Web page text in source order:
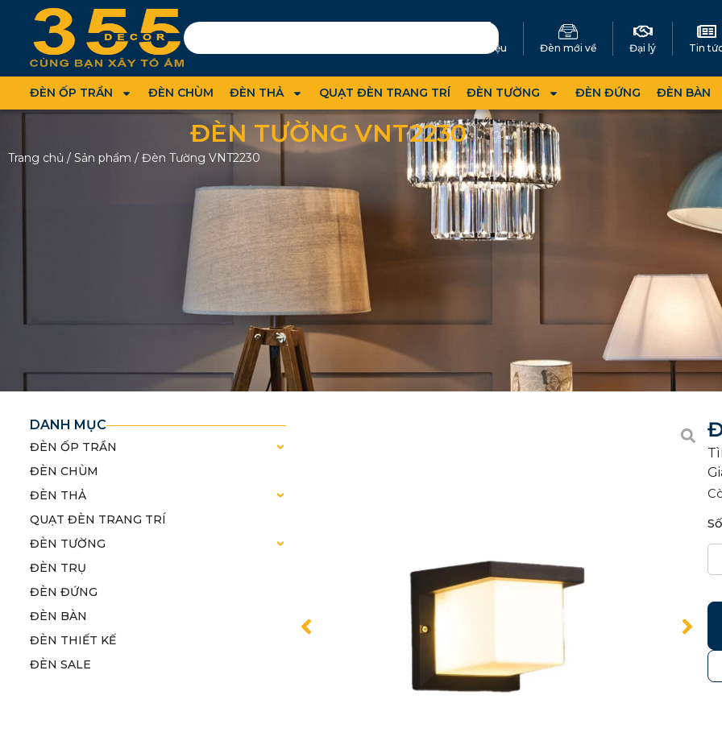
Giới thiệu Đèn mới về Đại lý Tin
ĐÈN ỐP TRẦN ĐÈN CHÙM ĐÈN THẢ QUẠT ĐÈN TRANG TRÍ ĐÈN TƯỜNG ĐÈN ĐỨNG ĐÈN BÀN
ĐÈN TƯỜNG VNT2230
Trang chủ / Sản phẩm / Đèn Tường VNT2230
DANH MỤC
ĐÈN ỐP TRẦN
ĐÈN CHÙM
ĐÈN THẢ
QUẠT ĐÈN TRANG TRÍ
ĐÈN TƯỜNG
ĐÈN TRỤ
ĐÈN ĐỨNG
ĐÈN BÀN
ĐÈN THIẾT KẾ
ĐÈN SALE